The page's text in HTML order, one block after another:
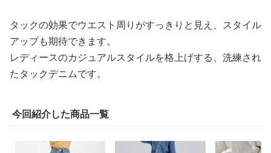
タックの効果でウエスト周りがすっきりと見え、スタイル
アップも期待できます。
レディースのカジュアルスタイルを格上げする、洗練され
たタックデニムです。
今回紹介した商品一覧